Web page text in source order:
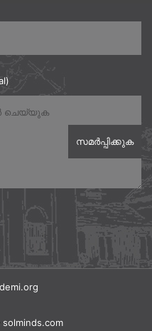
solminds.com